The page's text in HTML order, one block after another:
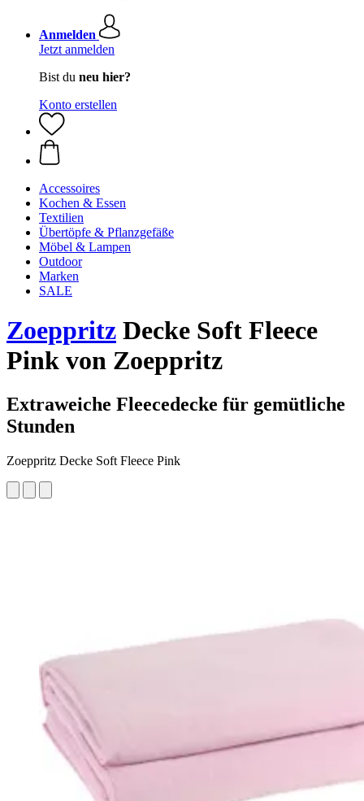
Anmelden
Jetzt anmelden
Bist du neu hier?
Konto erstellen
Accessoires
Kochen & Essen
Textilien
Übertöpfe & Pflanzgefäße
Möbel & Lampen
Outdoor
Marken
SALE
Zoeppritz Decke Soft Fleece
Pink von Zoeppritz
Extraweiche Fleecedecke für gemütliche
Stunden
Zoeppritz Decke Soft Fleece Pink